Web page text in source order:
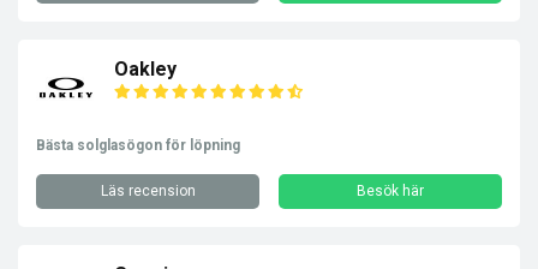
Oakley
Bästa solglasögon för löpning
Läs recension Besök här